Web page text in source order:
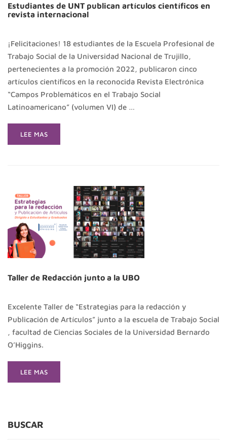
Estudiantes de UNT publican artículos científicos en
revista internacional
¡Felicitaciones! 18 estudiantes de la Escuela Profesional de
Trabajo Social de la Universidad Nacional de Trujillo,
pertenecientes a la promoción 2022, publicaron cinco
artículos científicos en la reconocida Revista Electrónica
“Campos Problemáticos en el Trabajo Social
Latinoamericano” (volumen VI) de …
READ
MORE
PUBLICAN
ARTÍCULOS
CIENTÍFICOS
EN
REVISTA
INTERNACIONAL
LEE MAS
Taller de Redacción junto a la UBO
Excelente Taller de “Estrategias para la redacción y
Publicación de Artículos” junto a la escuela de Trabajo Social
, facultad de Ciencias Sociales de la Universidad Bernardo
O’Higgins.
READ
MORE
REDACCIÓN
LEE MAS
BUSCAR